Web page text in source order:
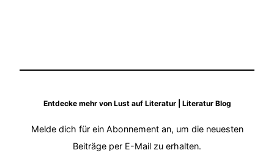
Entdecke mehr von Lust auf Literatur | Literatur Blog
Melde dich für ein Abonnement an, um die neuesten
Beiträge per E-Mail zu erhalten.